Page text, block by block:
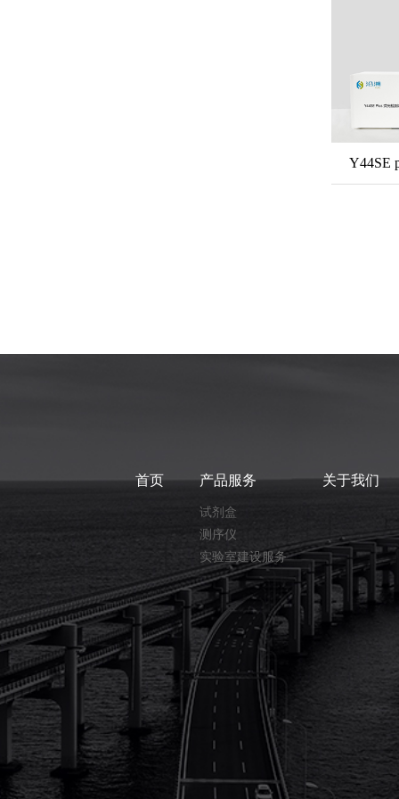
首页 产品服务
试剂盒
测序仪
实验室建设服务
关于我们